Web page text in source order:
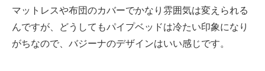
マットレスや布団のカバーでかなり雰囲気は変えられる
んですが、どうしてもパイプベッドは冷たい印象になり
がちなので、バジーナのデザインはいい感じです。